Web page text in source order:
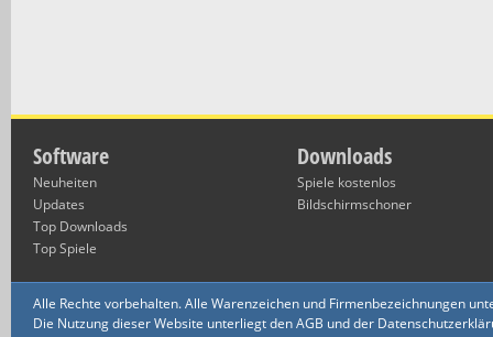
Software
Neuheiten
Updates
Top Downloads
Top Spiele
Downloads
Spiele kostenlos
Bildschirmschoner
Alle Rechte vorbehalten. Alle Warenzeichen und Firmenbezeichnungen
Die Nutzung dieser Website unterliegt den AGB und der